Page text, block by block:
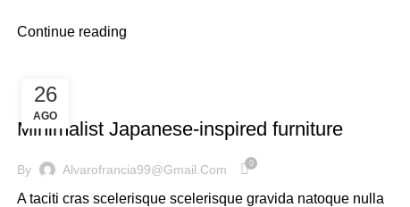
Continue reading
26
AGO
INSPIRATION
Minimalist Japanese-inspired furniture
By Alvarofrancia99@gmail.com 0
A taciti cras scelerisque scelerisque gravida natoque nulla